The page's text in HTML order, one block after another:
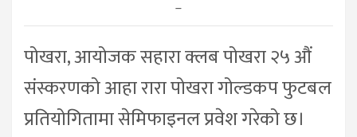
–
पोखरा, आयोजक सहारा क्लब पोखरा २५ औं
संस्करणको आहा रारा पोखरा गोल्डकप फुटबल
प्रतियोगितामा सेमिफाइनल प्रवेश गरेको छ।